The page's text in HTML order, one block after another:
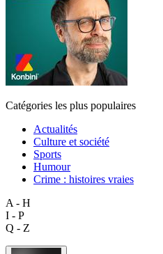
Catégories les plus populaires
Actualités
Culture et société
Sports
Humour
Crime : histoires vraies
A - H
I - P
Q - Z